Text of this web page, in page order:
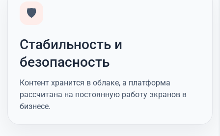
🛡️
Стабильность и
безопасность
Контент хранится в облаке, а платформа
рассчитана на постоянную работу экранов в
бизнесе.